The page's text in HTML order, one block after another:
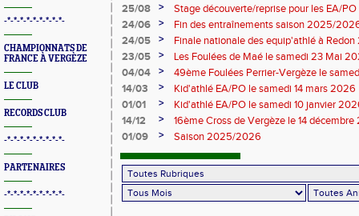
-*-*-*-*-*-*-*-*-*-
CHAMPIONNATS DE
FRANCE À VERGÈZE
LE CLUB
RECORDS CLUB
-*-*-*-*-*-*-*-*-*-
PARTENAIRES
-*-*-*-*-*-*-*-*-*-
25/08
>
Stage découverte/reprise pour les EA/PO
24/06
>
Fin des entraînements saison 2025/
24/05
>
Finale nationale des equip'athlé à
23/05
>
Les Foulées de Maé le samedi 23 Mai
04/04
>
49ème Foulées Perrier-Vergèze le
14/03
>
Kid'athlé EA/PO le samedi 14 mars 2026
01/01
>
Kid'athlé EA/PO le samedi 10 janvier
14/12
>
16ème Cross de Vergèze le 14
championnat départemental
01/09 > Saison 2025/2026